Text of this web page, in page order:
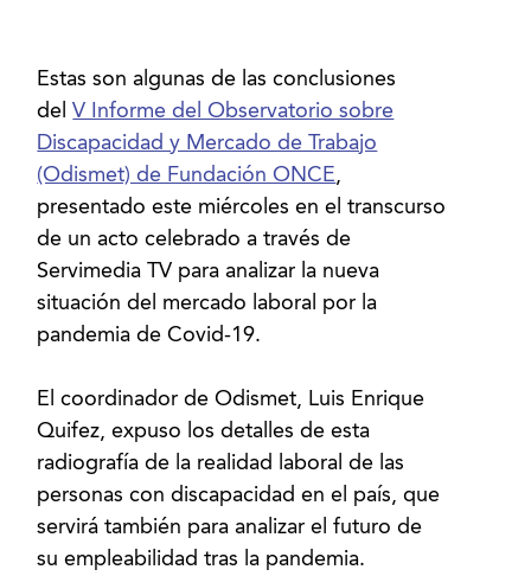
Estas son algunas de las conclusiones
delV Informe del Observatorio sobre
Discapacidad y Mercado de Trabajo
(Odismet) de Fundación ONCE,
presentado este miércoles en el transcurso
de un acto celebrado a través de
Servimedia TV para analizar la nueva
situación del mercado laboral por la
pandemia de Covid-19.
El coordinador de Odismet, Luis Enrique
Quifez, expuso los detalles de esta
radiografía de la realidad laboral de las
personas con discapacidad en el país, que
servirá también para analizar el futuro de
su empleabilidad tras la pandemia.